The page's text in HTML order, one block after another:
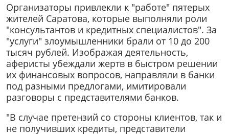
Организаторы привлекли к "работе" пятерых
жителей Саратова, которые выполняли роли
"консультантов и кредитных специалистов". За
"услуги" злоумышленники брали от 10 до 200
тысяч рублей. Изображая деятельность,
аферисты убеждали жертв в быстром решении
их финансовых вопросов, направляли в банки
под разными предлогами, имитировали
разговоры с представителями банков.
"В случае претензий со стороны клиентов, так и
не получивших кредиты, представители